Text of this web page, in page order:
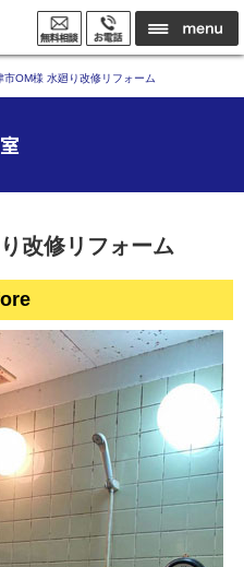
市OM様 水廻り改修リフォーム
改修リフォーム